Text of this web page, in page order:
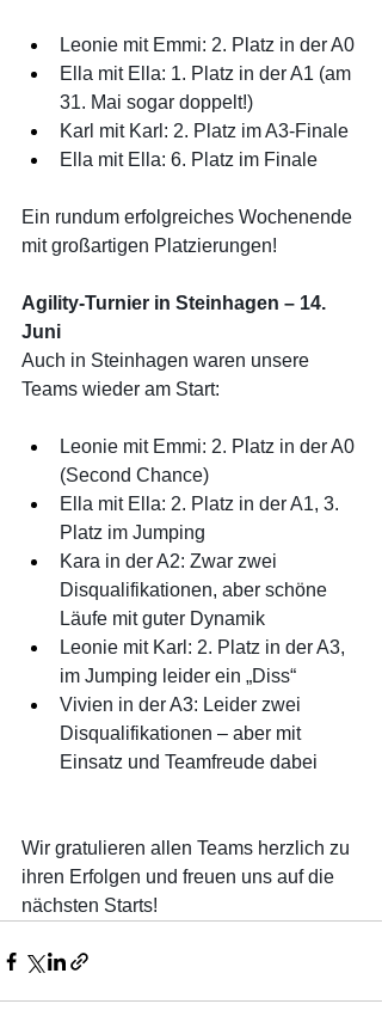
Leonie mit Emmi: 2. Platz in der A0
Ella mit Ella: 1. Platz in der A1 (am
31. Mai sogar doppelt!)
Karl mit Karl: 2. Platz im A3-Finale
Ella mit Ella: 6. Platz im Finale
Ein rundum erfolgreiches Wochenende
mit großartigen Platzierungen!
Agility-Turnier in Steinhagen – 14.
Juni
Auch in Steinhagen waren unsere
Teams wieder am Start:
Leonie mit Emmi: 2. Platz in der A0
(Second Chance)
Ella mit Ella: 2. Platz in der A1, 3.
Platz im Jumping
Kara in der A2: Zwar zwei
Disqualifikationen, aber schöne
Läufe mit guter Dynamik
Leonie mit Karl: 2. Platz in der A3,
im Jumping leider ein „Diss“
Vivien in der A3: Leider zwei
Disqualifikationen – aber mit
Einsatz und Teamfreude dabei
Wir gratulieren allen Teams herzlich zu
ihren Erfolgen und freuen uns auf die
nächsten Starts!